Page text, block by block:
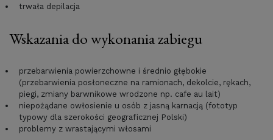
trwała depilacja
Wskazania do wykonania zabiegu
przebarwienia powierzchowne i średnio głębokie
(przebarwienia posłoneczne na ramionach, dekolcie, rękach,
piegi, zmiany barwnikowe wrodzone np. cafe au lait)
niepożądane owłosienie u osób z jasną karnacją (fototyp
typowy dla szerokości geograficznej Polski)
problemy z wrastającymi włosami